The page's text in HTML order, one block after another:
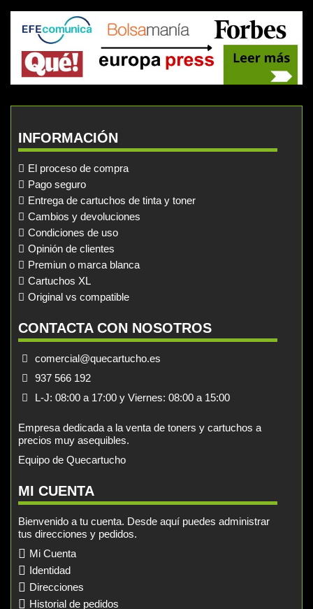
INFORMACIÓN
El proceso de compra
Pago seguro
Entrega de cartuchos de tinta y toner
Cambios y devoluciones
Condiciones de uso
Opinión de clientes
Premiun o marca blanca
Cartuchos XL
Original vs compatible
CONTACTA CON NOSOTROS
comercial@quecartucho.es
937 566 192
L-J: 08:00 a 17:00 y Viernes: 08:00 a 15:00
Empresa dedicada a la venta de toners y cartuchos a
precios muy asequibles.
Equipo de Quecartucho
MI CUENTA
Bienvenido a tu cuenta. Desde aquí puedes administrar
tus direcciones y pedidos.
Mi Cuenta
Identidad
Direcciones
Historial de pedidos